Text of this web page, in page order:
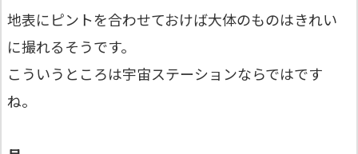
地表にピントを合わせておけば大体のものはきれい
に撮れるそうです。
こういうところは宇宙ステーションならではです
ね。